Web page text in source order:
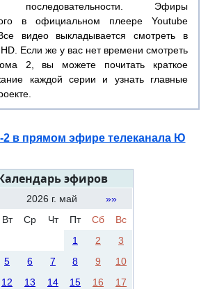
последовательности. Эфиры
в официальном плеере Youtube
видео выкладывается смотреть в
Если же у вас нет времени смотреть
2, вы можете почитать краткое
каждой серии и узнать главные
в прямом эфире телеканала Ю
эфиров
2026 г. май
»»
Вт Ср Чт Пт Сб
Вс
1
2
3
5 6 7 8 9
10
12 13 14 15 16
17